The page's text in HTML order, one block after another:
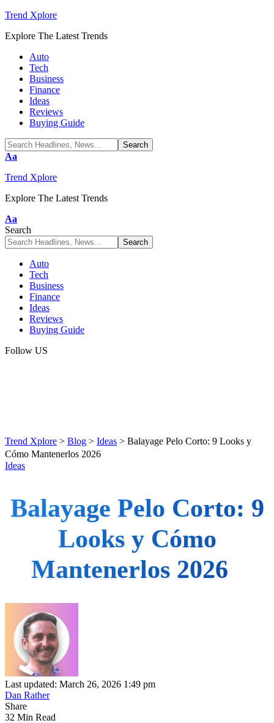
Trend Xplore
Explore The Latest Trends
Auto
Tech
Business
Finance
Ideas
Reviews
Buying Guide
Font
Aa
Trend Xplore
Explore The Latest Trends
Font
Resizer
Aa
Search
Auto
Tech
Business
Finance
Ideas
Reviews
Buying Guide
Follow US
Trend Xplore > Blog > Ideas > Balayage Pelo Corto: 9 Looks y
Cómo Mantenerlos 2026
Ideas
Balayage Pelo Corto: 9
Looks y Cómo
Mantenerlos 2026
Last updated: March 26, 2026 1:49 pm
Dan Rather
Share
32 Min Read